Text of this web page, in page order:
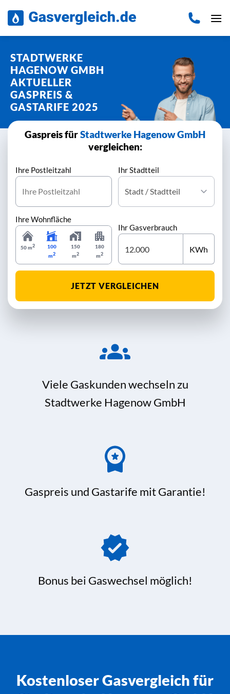
Inhalt
STADTWERKE
HAGENOW GMBH
AKTUELLER
GASPREIS &
GASTARIFE 2025
Gaspreis fürStadtwerke Hagenow GmbH
vergleichen:
Ihre Postleitzahl Ihr Stadtteil
Ihre Wohnfläche
50 m2
100
m2
150
m2
180
m2
Ihr Gasverbrauch
KWh
JETZT VERGLEICHEN
Viele Gaskunden wechseln zu
Stadtwerke Hagenow GmbH
Gaspreis und Gastarife mit Garantie!
Bonus bei Gaswechsel möglich!
Kostenloser Gasvergleich für